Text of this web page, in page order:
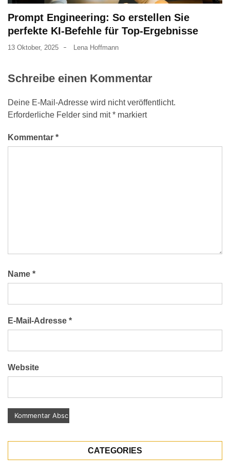
Prompt Engineering: So erstellen Sie
perfekte KI-Befehle für Top-Ergebnisse
13 Oktober, 2025 Lena Hoffmann
Schreibe einen Kommentar
Deine E-Mail-Adresse wird nicht veröffentlicht.
Erforderliche Felder sind mit* markiert
Kommentar *
Name *
E-Mail-Adresse *
Website
CATEGORIES